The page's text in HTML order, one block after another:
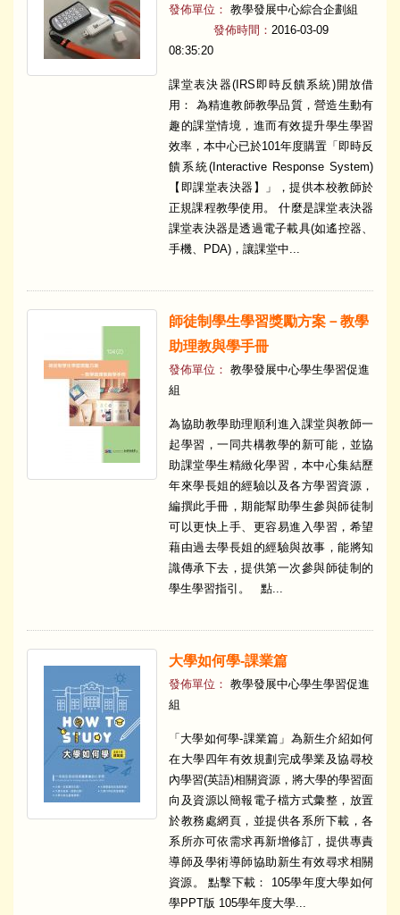
發佈單位： 教學發展中心綜合企劃組
發佈時間： 2016-03-09
08:35:20
課堂表決器(IRS即時反饋系統)開放借
用： 為精進教師教學品質，營造生動有
趣的課堂情境，進而有效提升學生學習
效率，本中心已於101年度購置「即時反
饋系統(Interactive Response System)
【即課堂表決器】」，提供本校教師於
正規課程教學使用。 什麼是課堂表決器
課堂表決器是透過電子載具(如遙控器、
手機、PDA)，讓課堂中...
師徒制學生學習獎勵方案－教學
助理教與學手冊
發佈單位： 教學發展中心學生學習促進
組
為協助教學助理順利進入課堂與教師一
起學習，一同共構教學的新可能，並協
助課堂學生精緻化學習，本中心集結歷
年來學長姐的經驗以及各方學習資源，
編撰此手冊，期能幫助學生參與師徒制
可以更快上手、更容易進入學習，希望
藉由過去學長姐的經驗與故事，能將知
識傳承下去，提供第一次參與師徒制的
學生學習指引。 點...
大學如何學-課業篇
發佈單位： 教學發展中心學生學習促進
組
「大學如何學-課業篇」為新生介紹如何
在大學四年有效規劃完成學業及協尋校
內學習(英語)相關資源，將大學的學習面
向及資源以簡報電子檔方式彙整，放置
於教務處網頁，並提供各系所下載，各
系所亦可依需求再新增修訂，提供專責
導師及學術導師協助新生有效尋求相關
資源。 點擊下載： 105學年度大學如何
學PPT版 105學年度大學...